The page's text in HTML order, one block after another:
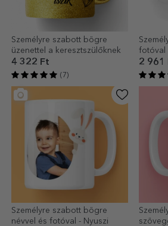
Személyre szabott bögre
üzenettel a keresztszülőknek
4 322 Ft
(7)
fotóval
2 961
Személyre szabott bögre
névvel és fotóval - Nyuszi